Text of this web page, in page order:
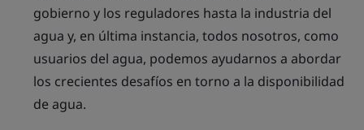
gobierno y los reguladores hasta la industria del
agua y, en última instancia, todos nosotros, como
usuarios del agua, podemos ayudarnos a abordar
los crecientes desafíos en torno a la disponibilidad
de agua.